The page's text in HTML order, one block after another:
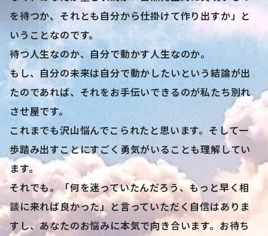
を待つか、それとも自分から仕掛けて作り出すか」と
いうことなのです。
待つ人生なのか、自分で動かす人生なのか。
もし、自分の未来は自分で動かしたいという結論が出
たのであれば、それをお手伝いできるのが私たち別れ
させ屋です。
これまでも沢山悩んでこられたと思います。そして一
歩踏み出すことにすごく勇気がいることも理解してい
ます。
それでも。「何を迷っていたんだろう、もっと早く相
談に来れば良かった」と言っていただく自信はありま
すし、あなたのお悩みに本気で向き合います。お待ち